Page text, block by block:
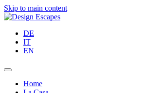
Skip to main content
DE
IT
EN
Home